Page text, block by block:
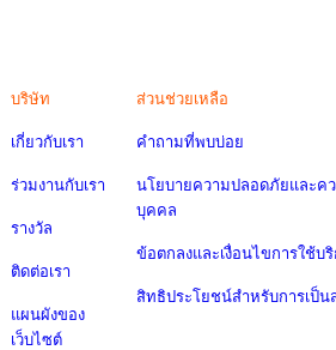
บริษัท
เกี่ยวกับเรา
ร่วมงานกับเรา
รางวัล
ติดต่อเรา
แผนผังของ
เว็บไซต์
ส่วนช่วยเหลือ
คำถามที่พบบ่อย
นโยบายความปลอดภัยและค
บุคคล
ข้อตกลงและเงื่อนไขการใช้บ
สิทธิประโยชน์สำหรับการเป็น